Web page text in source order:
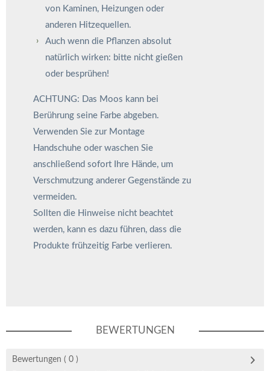
von Kaminen, Heizungen oder
anderen Hitzequellen.
Auch wenn die Pflanzen absolut
natürlich wirken: bitte nicht gießen
oder besprühen!
ACHTUNG: Das Moos kann bei
Berührung seine Farbe abgeben.
Verwenden Sie zur Montage
Handschuhe oder waschen Sie
anschließend sofort Ihre Hände, um
Verschmutzung anderer Gegenstände zu
vermeiden.
Sollten die Hinweise nicht beachtet
werden, kann es dazu führen, dass die
Produkte frühzeitig Farbe verlieren.
BEWERTUNGEN
Bewertungen ( 0 )